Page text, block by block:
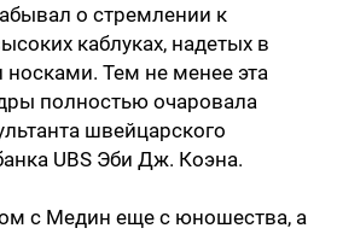
о стремлении к
каблуках, надетых в
Тем не менее эта
полностью очаровала
швейцарского
UBS Эби Дж. Коэна.
с Медин еще с юношества, а